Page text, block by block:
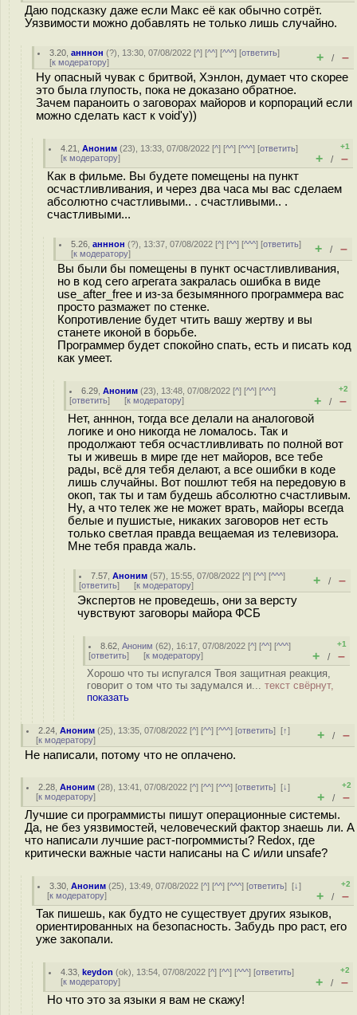
Даю подсказку даже если Макс её как обычно сотрёт.
Уязвимости можно добавлять не только лишь случайно.
3.20 ,анннон (?), 13:30, 07/08/2022 [^] [^^] [^^^] [ответить]
[к модератору] + / –
Ну опасный чувак с бритвой, Хэнлон, думает что скорее
это была глупость, пока не доказано обратное.
Зачем параноить о заговорах майоров и корпораций если
можно сделать каст к void'у))
4.21 ,Аноним (23), 13:33, 07/08/2022 [^] [^^] [^^^] [ответить]
[к модератору]
+1
+ / –
Как в фильме. Вы будете помещены на пункт
осчастливливания, и через два часа мы вас сделаем
абсолютно счастливыми.. . счастливыми.. .
счастливыми...
5.26 ,анннон (?), 13:37, 07/08/2022 [^] [^^] [^^^] [ответить]
[к модератору] + / –
Вы были бы помещены в пункт осчастливливания,
но в код сего агрегата закралась ошибка в виде
use_after_free и из-за безымянного программера вас
просто размажет по стенке.
Копротивление будет чтить вашу жертву и вы
станете иконой в борьбе.
Программер будет спокойно спать, есть и писать код
как умеет.
6.29 ,Аноним (23), 13:48, 07/08/2022 [^] [^^] [^^^]
[ответить] [к модератору]
+2
+ / –
Нет, анннон, тогда все делали на аналоговой
логике и оно никогда не ломалось. Так и
продолжают тебя осчастливливать по полной вот
ты и живешь в мире где нет майоров, все тебе
рады, всё для тебя делают, а все ошибки в коде
лишь случайны. Вот пошлют тебя на передовую в
окоп, так ты и там будешь абсолютно счастливым.
Ну, а что телек же не может врать, майоры всегда
белые и пушистые, никаких заговоров нет есть
только светлая правда вещаемая из телевизора.
Мне тебя правда жаль.
7.57 ,Аноним (57), 15:55, 07/08/2022 [^] [^^] [^^^]
[ответить] [к модератору] + / –
Экспертов не проведешь, они за версту
чувствуют заговоры майора ФСБ
8.62 ,Аноним (62), 16:17, 07/08/2022 [^] [^^] [^^^]
[ответить] [к модератору]
+1
+ / –
Хорошо что ты испугался Твоя защитная реакция,
говорит о том что ты задумался и... текст свёрнут,
показать
2.24 ,Аноним (25), 13:35, 07/08/2022 [^] [^^] [^^^] [ответить][↑]
[к модератору] + / –
Не написали, потому что не оплачено.
2.28 ,Аноним (28), 13:41, 07/08/2022 [^] [^^] [^^^] [ответить][↓]
[к модератору]
+2
+ / –
Лучшие си программисты пишут операционные системы.
Да, не без уязвимостей, человеческий фактор знаешь ли. А
что написали лучшие раст-погроммисты? Redox, где
критически важные части написаны на C и/или unsafe?
3.30 ,Аноним (25), 13:49, 07/08/2022 [^] [^^] [^^^] [ответить][↓]
[к модератору]
+2
+ / –
Так пишешь, как будто не существует других языков,
ориентированных на безопасность. Забудь про раст, его
уже закопали.
4.33 ,keydon (ok), 13:54, 07/08/2022 [^] [^^] [^^^] [ответить]
[к модератору]
+2
+ / –
Но что это за языки я вам не скажу!